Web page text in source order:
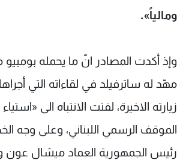
ومالياً».
وإذ أكدت المصادر انّ ما يحمله
مهّد له ساترفيلد في لقاءاته التي
زيارته الاخيرة، لفتت الانتباه الى
الموقف الرسمي اللبناني، وعلى
رئيس الجمهورية العماد ميشال عون